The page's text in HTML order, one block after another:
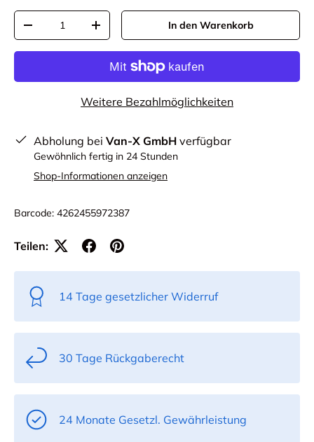
Anzahl
+ In den Warenkorb
Weitere Bezahlmöglichkeiten
Abholung bei Van-X GmbH verfügbar
Gewöhnlich fertig in 24 Stunden
Shop-Informationen anzeigen
Barcode: 4262455972387
Teilen:
14 Tage gesetzlicher Widerruf
30 Tage Rückgaberecht
24 Monate Gesetzl. Gewährleistung